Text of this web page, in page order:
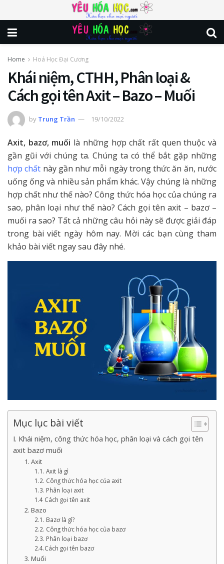
Home Hoá Học Đại Cương
Khái niệm, CTHH, Phân loại &
Cách gọi tên Axit – Bazo – Muối
by Trung Trần 19/10/2022
Axit, bazơ, muối là những hợp chất rất quen thuộc và
gần gũi với chúng ta. Chúng ta có thể bắt gặp những
hợp chất này gần như mỗi ngày trong thức ăn ăn, nước
uống ống và nhiều sản phẩm khác. Vậy chúng là những
hợp chất như thế nào? Công thức hóa học của chúng ra
sao, phân loại như thế nào? Cách gọi tên axit – bazơ –
muối ra sao? Tất cả những câu hỏi này sẽ được giải đáp
trong bài viết ngày hôm nay. Mời các bạn cùng tham
khảo bài viết ngay sau đây nhé.
Mục lục bài viết
I. Khái niệm, công thức hóa học, phân loại và cách gọi tên
axit bazơ muối
1. Axit
1.1. Axit là gì
1.2. Công thức hóa học của axit
1.3. Phân loại axit
1.4 Cách gọi tên axit
2. Bazo
2.1. Bazơ là gì?
2.2. Công thức hóa học của bazơ
2.3. Phân loại bazơ
2.4.Cách gọi tên bazơ
3. Muối